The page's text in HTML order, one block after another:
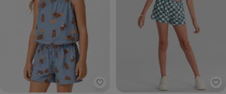
Select - Conjunto Infantil Blusa